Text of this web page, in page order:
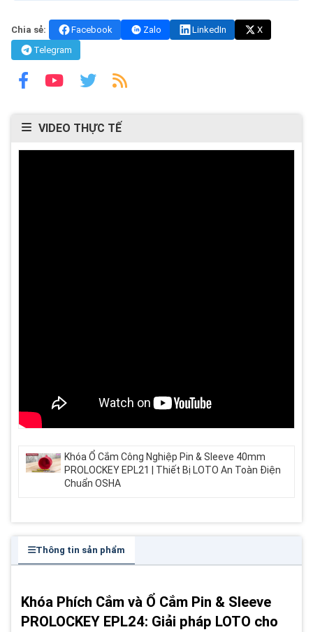
Chia sẻ: Facebook Zalo LinkedIn
X
Telegram
VIDEO THỰC TẾ
Khóa Ổ Cắm Công Nghiệp Pin & Sleeve 40mm
PROLOCKEY EPL21 | Thiết Bị LOTO An Toàn Điện
Chuẩn OSHA
Thông tin sản phẩm
Khóa Phích Cắm và Ổ Cắm Pin & Sleeve
PROLOCKEY EPL24: Giải pháp LOTO cho